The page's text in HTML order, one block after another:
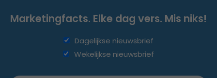
Marketingfacts. Elke dag vers. Mis niks!
Dagelijkse nieuwsbrief
Wekelijkse nieuwsbrief